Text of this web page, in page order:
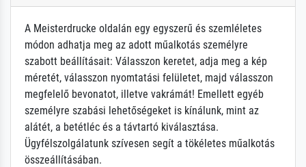
A Meisterdrucke oldalán egy egyszerű és szemléletes
módon adhatja meg az adott műalkotás személyre
szabott beállításait: Válasszon keretet, adja meg a kép
méretét, válasszon nyomtatási felületet, majd válasszon
megfelelő bevonatot, illetve vakrámát! Emellett egyéb
személyre szabási lehetőségeket is kínálunk, mint az
alátét, a betétléc és a távtartó kiválasztása.
Ügyfélszolgálatunk szívesen segít a tökéletes műalkotás
összeállításában.